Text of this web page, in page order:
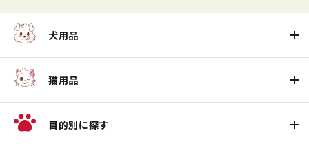
犬用品
猫用品
目的別に探す